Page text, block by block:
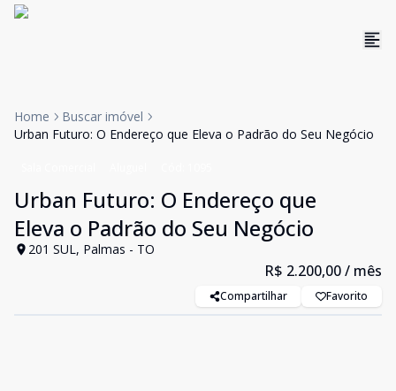
Home
Buscar imóvel
Urban Futuro: O Endereço que Eleva o Padrão do Seu Negócio
Urban Futuro: O Endereço que
Eleva o Padrão do Seu Negócio
201 SUL, Palmas - TO
R$ 2.200,00/ mês
Compartilhar Favorito